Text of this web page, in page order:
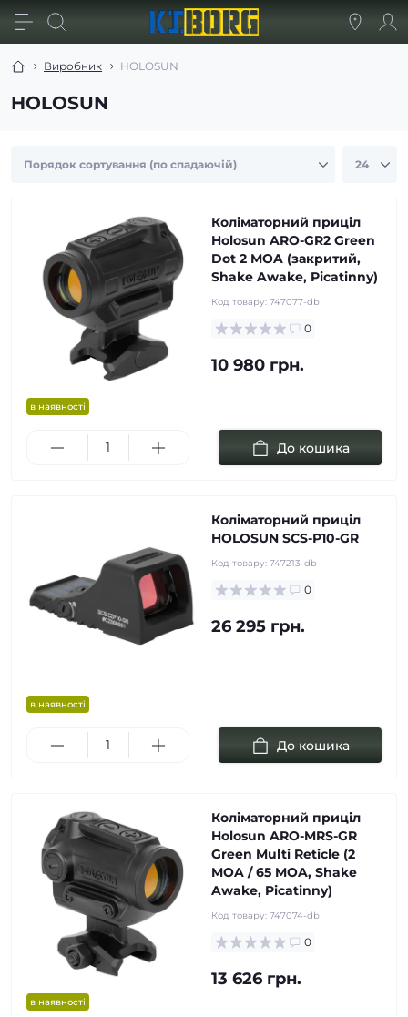
Виробник HOLOSUN
HOLOSUN
в наявності
Коліматорний приціл
Holosun ARO-GR2 Green
Dot 2 MOA (закритий,
Shake Awake, Picatinny)
Код товару: 747077-db
0
10 980 грн.
До кошика
в наявності
Коліматорний приціл
HOLOSUN SCS-P10-GR
Код товару: 747213-db
0
26 295 грн.
До кошика
в наявності
Коліматорний приціл
Holosun ARO-MRS-GR
Green Multi Reticle (2
MOA / 65 MOA, Shake
Awake, Picatinny)
Код товару: 747074-db
0
13 626 грн.